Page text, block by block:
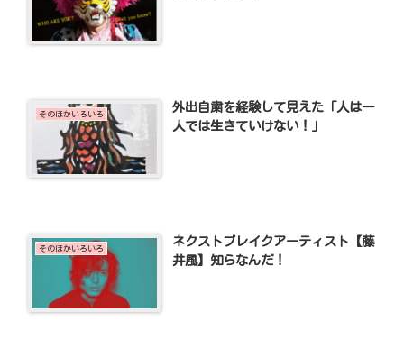
そのほかいろいろ
外出自粛を経験して見えた「人は一
人では生きていけない！」
そのほかいろいろ
ネクストブレイクアーティスト【藤
井風】知らなんだ！